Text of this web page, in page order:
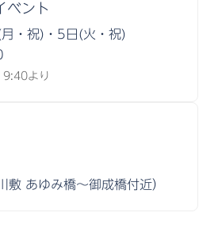
ベント
・祝)・5日(火・祝)
より
敷 あゆみ橋〜御成橋付近）